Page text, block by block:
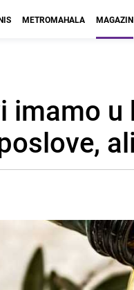
METROMAHALA MAGAZIN
imamo